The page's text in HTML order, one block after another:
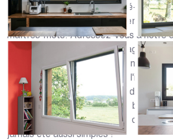
les environs : Agneaux, Condé-sur-Vire
proximité et la confiance envers notre
maîtres-mots. Adressez-vous à notre
Ils vous accueillent dans le magasin
des solutions de fenêtres sur mesure
Profitez de leurs conseils sur l'isolation,
de vos ouvertures et le choix des
adaptés pour vos fenêtres et baies.
l'installation et le changement de
jamais été aussi simples !